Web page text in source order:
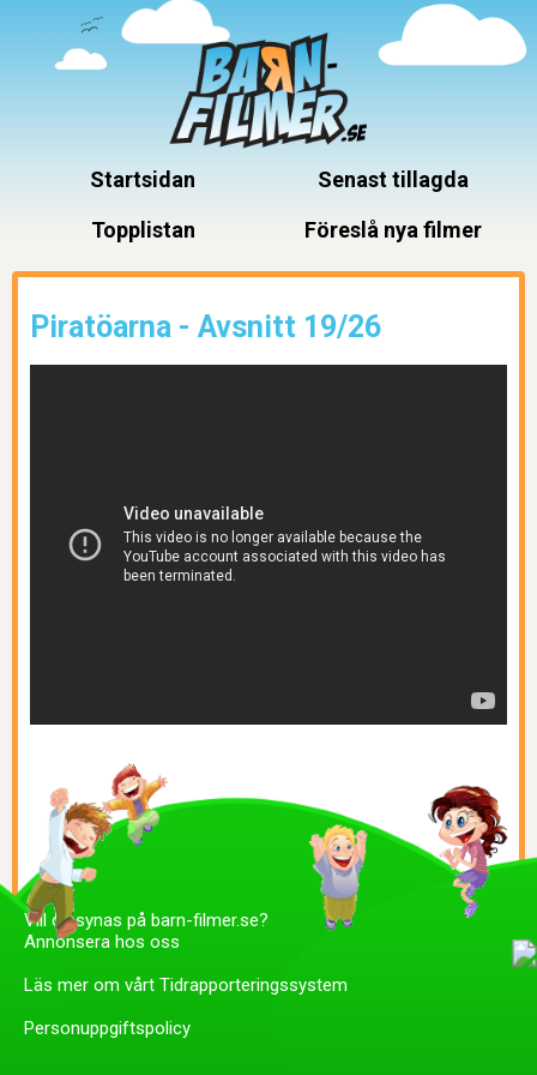
Startsidan
Senast tillagda
Topplistan
Föreslå nya filmer
Piratöarna - Avsnitt 19/26
Vill du synas på barn-filmer.se?
Annonsera hos oss
Läs mer om vårt Tidrapporteringssystem
Personuppgiftspolicy